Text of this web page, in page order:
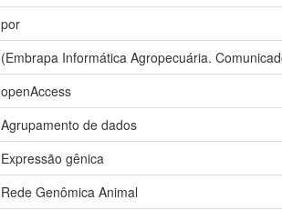
por
(Embrapa Informática Agropecuária.
openAccess
Agrupamento de dados
Expressão gênica
Rede Genômica Animal